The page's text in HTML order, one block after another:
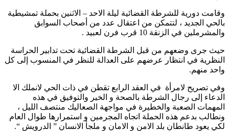
وقامت دورية للشرطة القضائية ليلة الاحد – الاثنين بحملة تمشيطية
بالحي الجديد ، لتتمكن من اعتقال عدد من أصحاب السوابق
والمشرملين في الزنقة 10 قرب فرن لعبيد .
حيث جرى وضعهم من قبل الشرطة القضائية تحت تدابير الحراسة
النظرية في انتظار عرضهم على العدالة للنظر في المنسوب إلى كل
واحد منهم.
وفي تصريح لامرأة في العقد الرابع تقطن في ذات الحي لانملك الا
الدعاء إلى رجال الشرطة بالصحة و الخير والتوفيق في هذه
المهمات الصعبة والخطيرة في مواجهة الصعاليك منتصف الليل ،
ونطالب بدعم هذه الحملة اتجاه المجرمين و استمرارها طوال العام
لكي يعود طانطان بلد الامن و الامان و ملجأ الانسان ” الدرويش “.